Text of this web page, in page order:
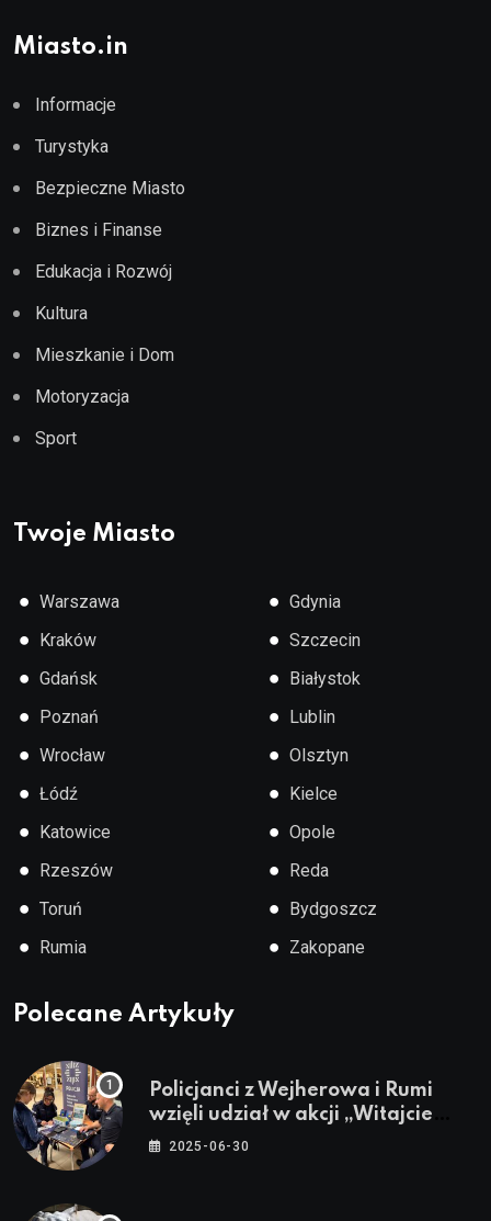
Miasto.in
Informacje
Turystyka
Bezpieczne Miasto
Biznes i Finanse
Edukacja i Rozwój
Kultura
Mieszkanie i Dom
Motoryzacja
Sport
Twoje Miasto
● Warszawa
● Kraków
● Gdańsk
● Poznań
● Wrocław
● Łódź
● Katowice
● Rzeszów
● Toruń
● Rumia
● Gdynia
● Szczecin
● Białystok
● Lublin
● Olsztyn
● Kielce
● Opole
● Reda
● Bydgoszcz
● Zakopane
Polecane Artykuły
Policjanci z Wejherowa i Rumi
wzięli udział w akcji „Witajcie
Wakacje”
2025-06-30